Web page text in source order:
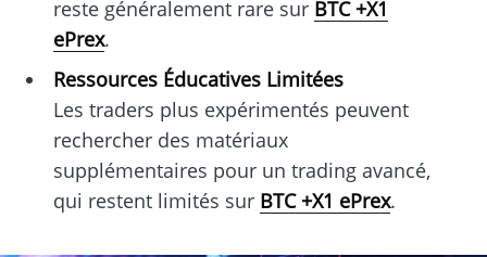
reste généralement rare sur BTC +X1
ePrex.
Ressources Éducatives Limitées
Les traders plus expérimentés peuvent
rechercher des matériaux
supplémentaires pour un trading avancé,
qui restent limités sur BTC +X1 ePrex.